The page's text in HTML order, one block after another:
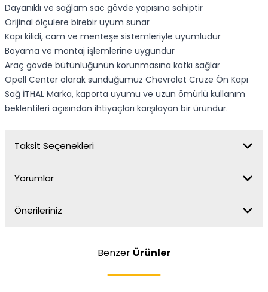
Dayanıklı ve sağlam sac gövde yapısına sahiptir
Orijinal ölçülere birebir uyum sunar
Kapı kilidi, cam ve menteşe sistemleriyle uyumludur
Boyama ve montaj işlemlerine uygundur
Araç gövde bütünlüğünün korunmasına katkı sağlar
Opell Center olarak sunduğumuz Chevrolet Cruze Ön Kapı
Sağ İTHAL Marka, kaporta uyumu ve uzun ömürlü kullanım
beklentileri açısından ihtiyaçları karşılayan bir üründür.
Taksit Seçenekleri
Yorumlar
Önerileriniz
Benzer Ürünler